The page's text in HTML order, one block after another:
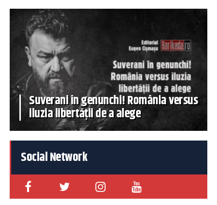
Suverani în genunchi! România versus
iluzia libertății de a alege
Social Network